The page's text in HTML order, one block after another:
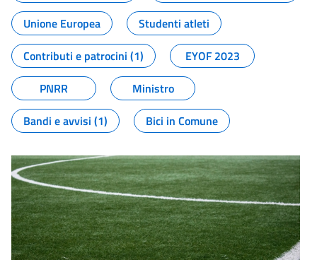
Unione Europea
Studenti atleti
Contributi e patrocini (1)
EYOF 2023
PNRR
Ministro
Bandi e avvisi (1)
Bici in Comune